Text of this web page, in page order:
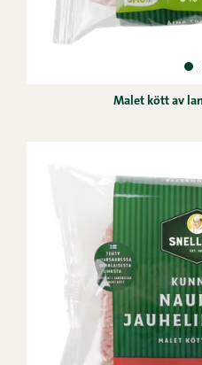
Malet kött av